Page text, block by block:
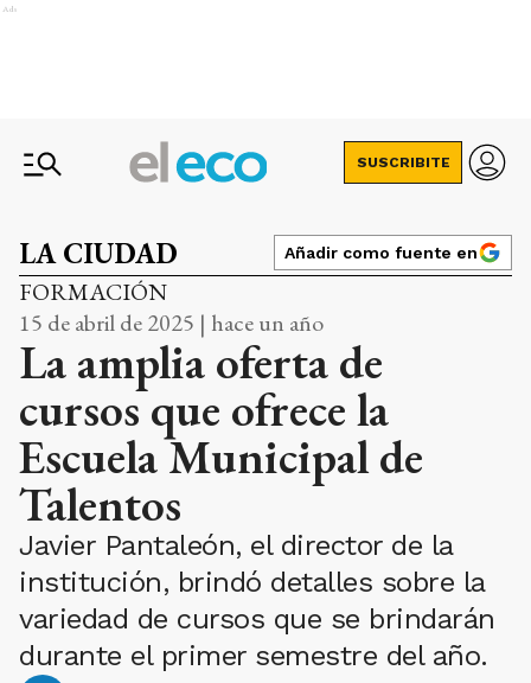
Ads
SUSCRIBITE
LA CIUDAD Añadir como fuente en
FORMACIÓN
15 de abril de 2025 | hace un año
La amplia oferta de
cursos que ofrece la
Escuela Municipal de
Talentos
Javier Pantaleón, el director de la
institución, brindó detalles sobre la
variedad de cursos que se brindarán
durante el primer semestre del año.